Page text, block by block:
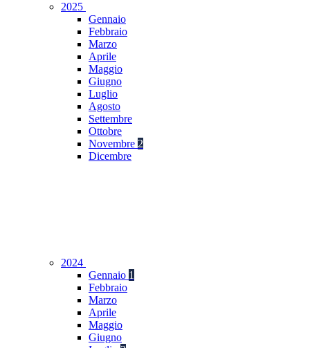
2025
Gennaio
Febbraio
Marzo
Aprile
Maggio
Giugno
Luglio
Agosto
Settembre
Ottobre
Novembre 2
Dicembre
2024
Gennaio 1
Febbraio
Marzo
Aprile
Maggio
Giugno